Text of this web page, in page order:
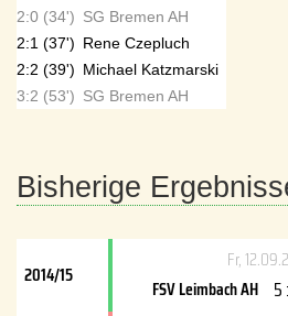
2:0 (34') SG Bremen AH
2:1 (37') Rene Czepluch
2:2 (39') Michael Katzmarski
3:2 (53') SG Bremen AH
Bisherige
2014/15
Fr,
FSV Leimbach AH 5